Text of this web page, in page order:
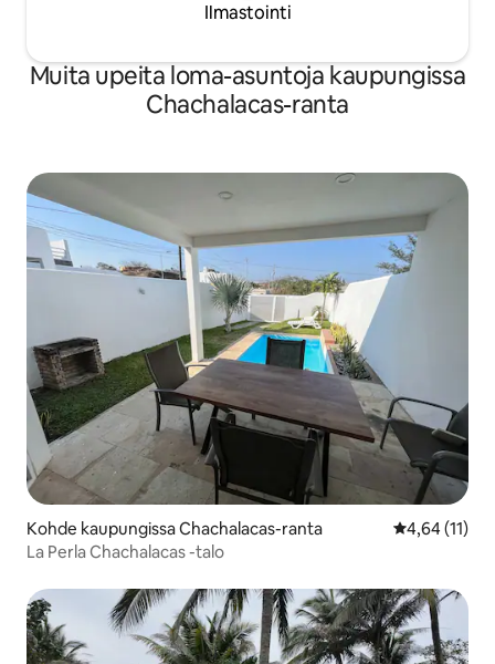
Ilmastointi
Muita upeita loma-asuntoja kaupungissa
Chachalacas-ranta
Kohde kaupungissa Chachalacas-ranta
4,64 (11)
La Perla Chachalacas -talo